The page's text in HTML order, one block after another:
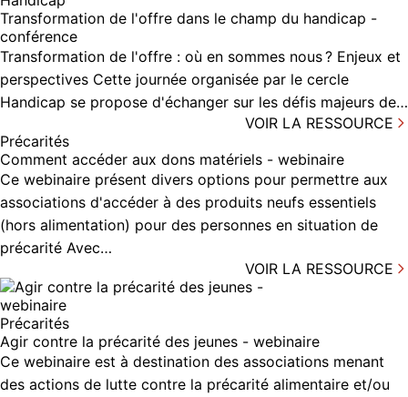
Transformation de l'offre dans le champ du handicap -
conférence
Transformation de l'offre : où en sommes nous ? Enjeux et
perspectives Cette journée organisée par le cercle
Handicap se propose d'échanger sur les défis majeurs de…
VOIR LA RESSOURCE
Précarités
Comment accéder aux dons matériels - webinaire
Ce webinaire présent divers options pour permettre aux
associations d'accéder à des produits neufs essentiels
(hors alimentation) pour des personnes en situation de
précarité Avec…
VOIR LA RESSOURCE
Précarités
Agir contre la précarité des jeunes - webinaire
Ce webinaire est à destination des associations menant
des actions de lutte contre la précarité alimentaire et/ou